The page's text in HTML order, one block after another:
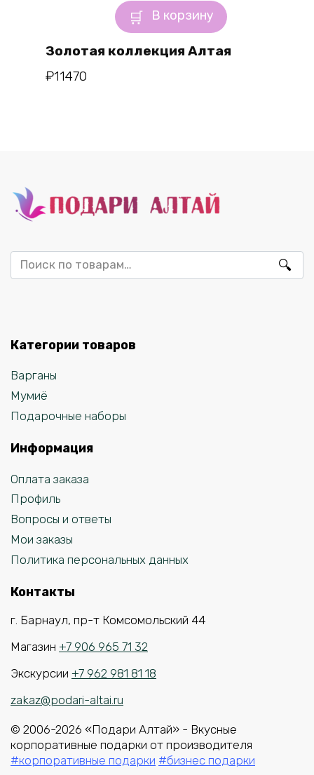
В корзину
Золотая коллекция Алтая
₽11470
Искать:
Категории товаров
Варганы
Мумиё
Подарочные наборы
Информация
Оплата заказа
Профиль
Вопросы и ответы
Мои заказы
Политика персональных данных
Контакты
г. Барнаул, пр-т Комсомольский 44
Магазин +7 906 965 71 32
Экскурсии +7 962 981 81 18
zakaz@podari-altai.ru
© 2006-2026 «Подари Алтай» - Вкусные
корпоративные подарки от производителя
#корпоративные подарки #бизнес подарки